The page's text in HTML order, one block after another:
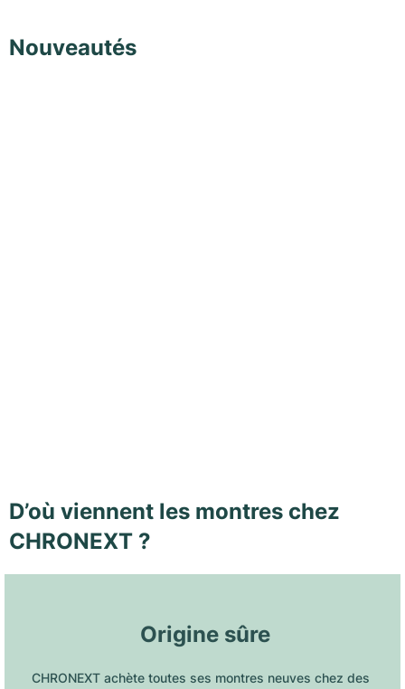
Nouveautés
D’où viennent les montres chez
CHRONEXT ?
Origine sûre
CHRONEXT achète toutes ses montres neuves chez des